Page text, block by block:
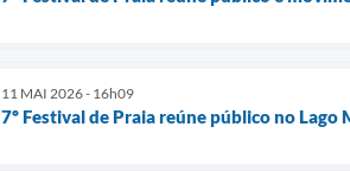
11 MAI 2026 - 16h09
7º Festival de Praia reúne público no